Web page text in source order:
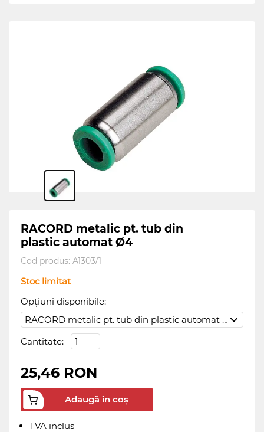
RACORD metalic pt. tub din
plastic automat Ø4
Cod produs: A1303/1
Stoc limitat
Opțiuni disponibile:
Cantitate:
25,46 RON
Adaugă în coș
TVA inclus